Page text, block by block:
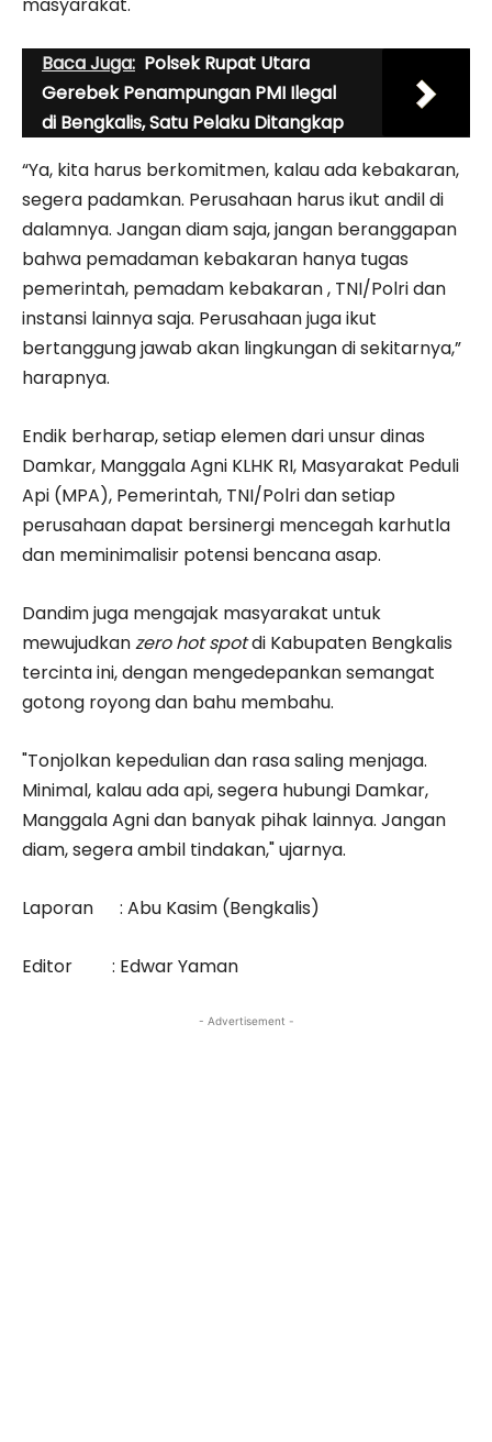
masyarakat.
Baca Juga: Polsek Rupat Utara
Gerebek Penampungan PMI Ilegal
di Bengkalis, Satu Pelaku Ditangkap
“Ya, kita harus berkomitmen, kalau ada kebakaran,
segera padamkan. Perusahaan harus ikut andil di
dalamnya. Jangan diam saja, jangan beranggapan
bahwa pemadaman kebakaran hanya tugas
pemerintah, pemadam kebakaran , TNI/Polri dan
instansi lainnya saja. Perusahaan juga ikut
bertanggung jawab akan lingkungan di sekitarnya,”
harapnya.
Endik berharap, setiap elemen dari unsur dinas
Damkar, Manggala Agni KLHK RI, Masyarakat Peduli
Api (MPA), Pemerintah, TNI/Polri dan setiap
perusahaan dapat bersinergi mencegah karhutla
dan meminimalisir potensi bencana asap.
Dandim juga mengajak masyarakat untuk
mewujudkanzero hot spotdi Kabupaten Bengkalis
tercinta ini, dengan mengedepankan semangat
gotong royong dan bahu membahu.
"Tonjolkan kepedulian dan rasa saling menjaga.
Minimal, kalau ada api, segera hubungi Damkar,
Manggala Agni dan banyak pihak lainnya. Jangan
diam, segera ambil tindakan," ujarnya.
Laporan : Abu Kasim (Bengkalis)
Editor : Edwar Yaman
- Advertisement -